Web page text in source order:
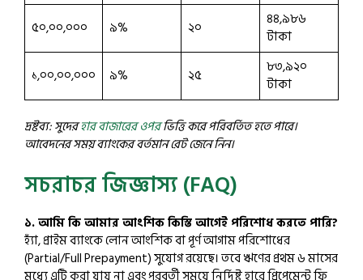
৫০,০০,০০০
৯% ২০
৪৪,৯৮৬
টাকা
১,০০,০০,০০০
৯% ২৫
৮৩,৯২০
টাকা
দ্রষ্টব্য: সুদেরহার বাজারের ওপরভিত্তি করে পরিবর্তিত হতে পারে।
আবেদনের সময় ব্যাংকের বর্তমান রেট জেনে নিন।
সচরাচর জিজ্ঞাস্য (FAQ)
১. আমি কি আমার আংশিক কিস্তি আগেই পরিশোধ করতে পারি?
হ্যাঁ, প্রাইম ব্যাংকে লোন আংশিক বা পূর্ণ আগাম পরিশোধের
(Partial/Full Prepayment) সুযোগ রয়েছে। তবে ঋণের প্রথম ৬ মাসের
মধ্যে এটি করা যায় না এবং পরবর্তী সময়ে নির্দিষ্ট হারে প্রিপেমেন্ট ফি